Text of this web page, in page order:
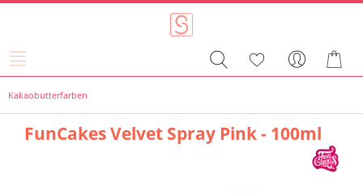
Kakaobutterfarben
FunCakes Velvet Spray Pink - 100ml